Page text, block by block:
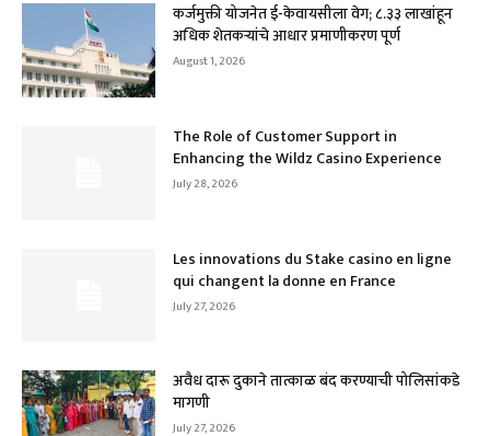
कर्जमुक्ती योजनेत ई-केवायसीला वेग; ८.३३ लाखांहून
अधिक शेतकऱ्यांचे आधार प्रमाणीकरण पूर्ण
August 1, 2026
The Role of Customer Support in
Enhancing the Wildz Casino Experience
July 28, 2026
Les innovations du Stake casino en ligne
qui changent la donne en France
July 27, 2026
अवैध दारू दुकाने तात्काळ बंद करण्याची पोलिसांकडे
मागणी
July 27, 2026